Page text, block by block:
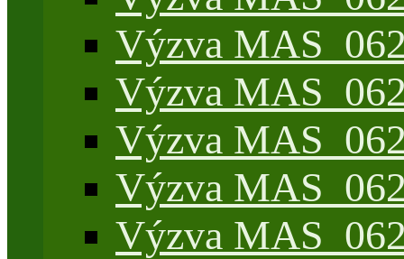
Výzva
Výzva
Výzva
Výzva
Výzva